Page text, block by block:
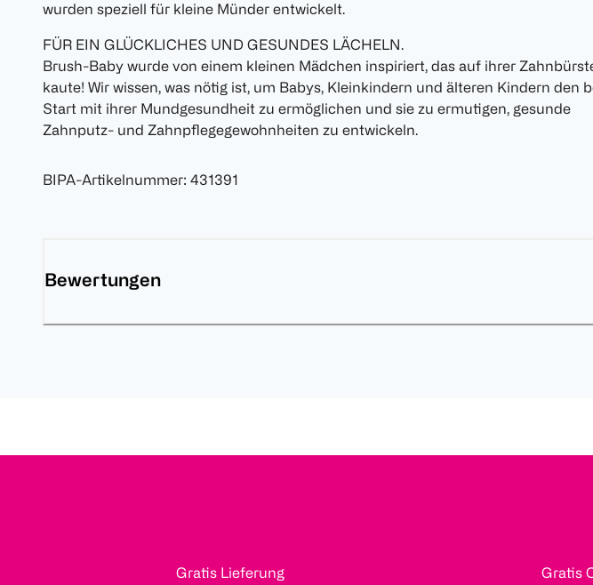
wurden speziell für kleine Münder entwickelt.
FÜR EIN GLÜCKLICHES UND GESUNDES LÄCHELN.
Brush-Baby wurde von einem kleinen Mädchen inspiriert, das auf ihrer
kaute! Wir wissen, was nötig ist, um Babys, Kleinkindern und älteren Kindern den
Start mit ihrer Mundgesundheit zu ermöglichen und sie zu ermutigen, gesunde
Zahnputz- und Zahnpflegegewohnheiten zu entwickeln.
BIPA-Artikelnummer: 431391
Bewertungen
Gratis Lieferung
Gratis